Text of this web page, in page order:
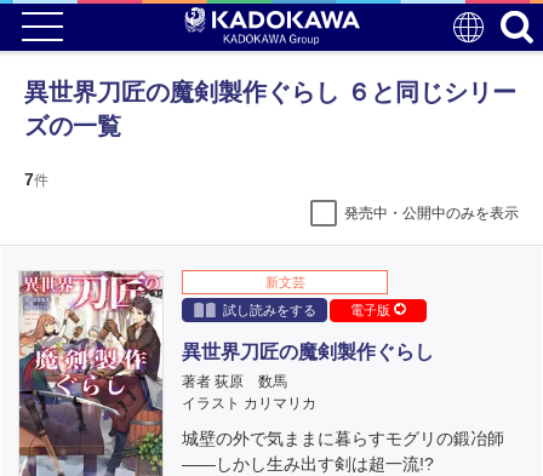
異世界刀匠の魔剣製作ぐらし ６と同じシリー
ズの一覧
7件
発売中・公開中のみを表示
新文芸
試し読みをする
電子版
異世界刀匠の魔剣製作ぐらし
著者 荻原 数馬
イラスト カリマリカ
城壁の外で気ままに暮らすモグリの鍛冶師
――しかし生み出す剣は超一流!?